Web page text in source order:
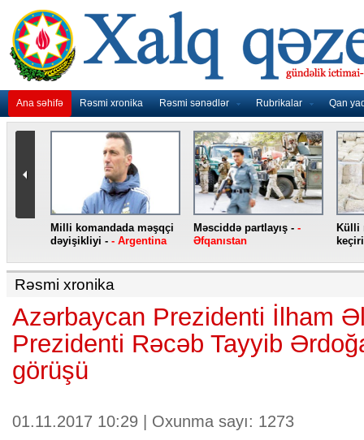
Ana səhifə Rəsmi xronika Rəsmi sənədlər Rubrikalar Qan
Milli komandada məşqçi
dəyişikliyi - - Argentina
Məsciddə partlayış - -
Əfqanıstan
Külli
Rəsmi xronika
Azərbaycan Prezidenti İlham
Prezidenti Rəcəb Tayyib
görüşü
01.11.2017 10:29 | Oxunma sayı: 1273